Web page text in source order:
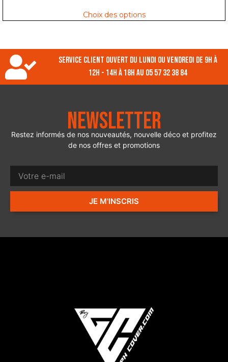
Choix des options
Service client ouvert du lundi ou vendredi de 9h à
12h - 14h à 18h au 05 57 32 38 84
Newsletter
Restez informés de nos nouveautés, nouvelle déco et profitez
de nos offres et promotions
JE M'INSCRIS